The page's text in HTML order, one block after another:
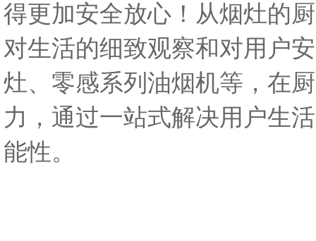
得更加安全放心！从烟灶的
对生活的细致观察和对用户
灶、零感系列油烟机等，在
力，通过一站式解决用户生
能性。